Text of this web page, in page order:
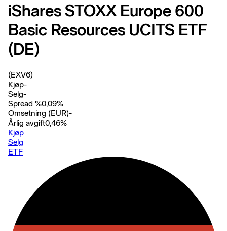
iShares STOXX Europe 600
Basic Resources UCITS ETF
(DE)
(EXV6)
Kjøp-
Selg-
Spread %0,09%
Omsetning (EUR)-
Årlig avgift0,46%
Kjøp
Selg
ETF